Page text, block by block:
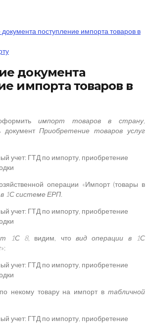
поступление импорта товаров в
документа
импорта товаров в
импорт товаров в страну,
документПриобретение товаров услуг
операции «Импорт (товары в
1С системе ЕРП.
1С 8, видим, чтовид операции в 1С
некому товару на импорт в табличной